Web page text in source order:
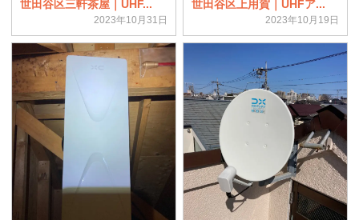
世田谷区三軒茶屋｜UHF...
2023年10月31日
世田谷区上用賀｜UHFア...
2023年10月19日